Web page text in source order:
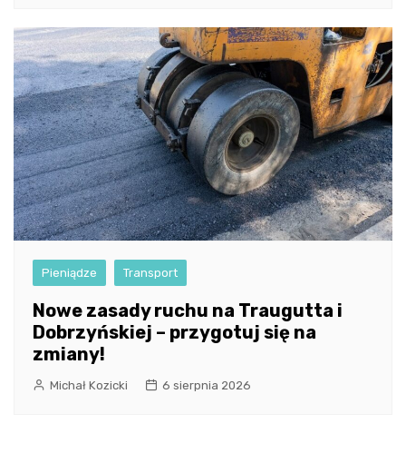
Pieniądze Transport
Nowe zasady ruchu na Traugutta i
Dobrzyńskiej – przygotuj się na
zmiany!
Michał Kozicki 6 sierpnia 2026